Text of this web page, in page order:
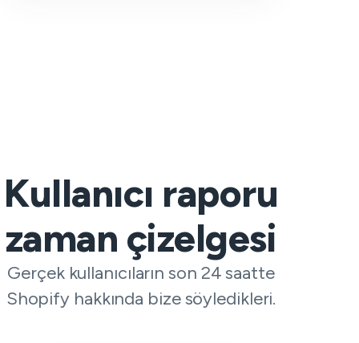
Kullanıcı raporu
zaman çizelgesi
Gerçek kullanıcıların son 24 saatte
Shopify hakkında bize söyledikleri.